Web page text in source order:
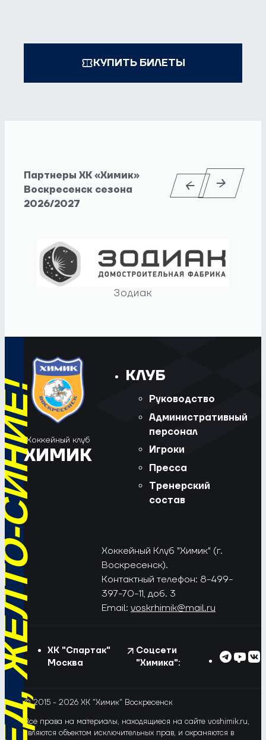
КУПИТЬ БИЛЕТЫ
Партнеры ХК «Химик»
Воскресенск сезона
2026/2027
Зодиак
СИНИЕ!
Хоккейный клуб
ХИМИК
КЛУБ
Руководство
Административный
персонал
Игроки
Пресса
Тренерский
состав
Хоккейный Клуб "Химик" (г.
Воскресенск).
Контактный телефон: 8-499-
397-70-11, доб. 3
Email: voskrhimik@mail.ru
ХК "Спартак"
Москва
Соцсети
"Химика":
© 2015 - 2026 ХК "Химик" Воскресенск
Все права на материалы, находящиеся на сайте voshimik.ru,
являются объектом исключительных прав, и охраняются в